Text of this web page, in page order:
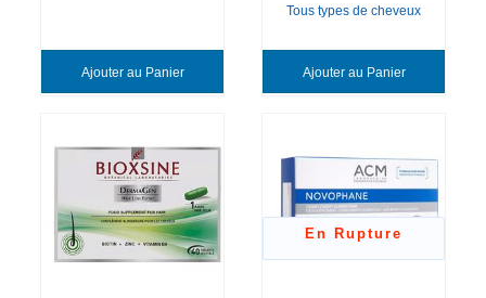
Ajouter au Panier
Tous types de cheveux
Ajouter au Panier
En Rupture